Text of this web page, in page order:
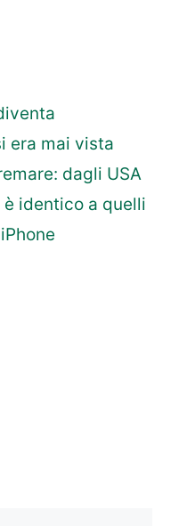
era mai vista
dagli USA
identico a quelli